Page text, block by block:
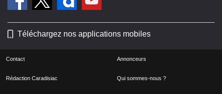
Téléchargez nos applications mobiles
Contact Annonceurs
Rédaction Caradisiac Qui sommes-nous ?